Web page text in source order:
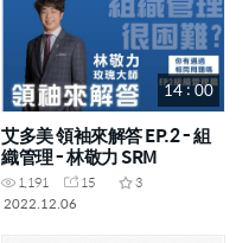
14 : 00
艾多美 領袖來解答 EP.2 - 組
織管理 - 林敬力 SRM
1,191 15
3
2022.12.06